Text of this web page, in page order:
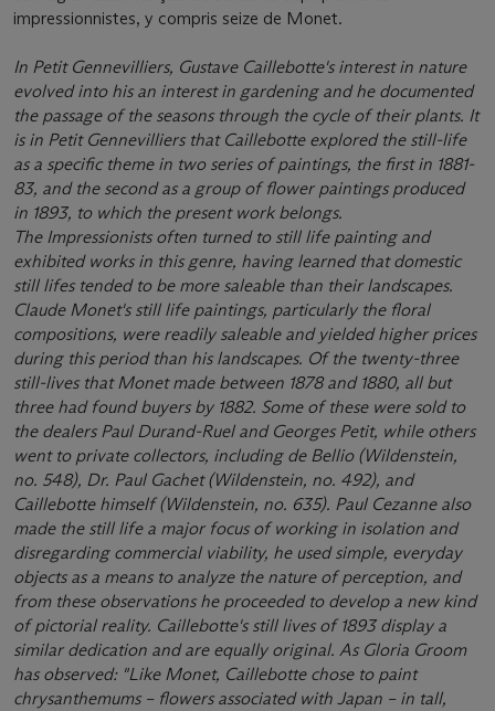
impressionnistes, y compris seize de Monet.
In Petit Gennevilliers, Gustave Caillebotte's interest in nature
evolved into his an interest in gardening and he documented
the passage of the seasons through the cycle of their plants. It
is in Petit Gennevilliers that Caillebotte explored the still-life
as a speciﬁc theme in two series of paintings, the ﬁrst in 1881-
83, and the second as a group of ﬂower paintings produced
in 1893, to which the present work belongs.
The Impressionists often turned to still life painting and
exhibited works in this genre, having learned that domestic
still lifes tended to be more saleable than their landscapes.
Claude Monet's still life paintings, particularly the ﬂoral
compositions, were readily saleable and yielded higher prices
during this period than his landscapes. Of the twenty-three
still-lives that Monet made between 1878 and 1880, all but
three had found buyers by 1882. Some of these were sold to
the dealers Paul Durand-Ruel and Georges Petit, while others
went to private collectors, including de Bellio (Wildenstein,
no. 548), Dr. Paul Gachet (Wildenstein, no. 492), and
Caillebotte himself (Wildenstein, no. 635). Paul Cezanne also
made the still life a major focus of working in isolation and
disregarding commercial viability, he used simple, everyday
objects as a means to analyze the nature of perception, and
from these observations he proceeded to develop a new kind
of pictorial reality. Caillebotte's still lives of 1893 display a
similar dedication and are equally original. As Gloria Groom
has observed: "Like Monet, Caillebotte chose to paint
chrysanthemums – ﬂowers associated with Japan – in tall,